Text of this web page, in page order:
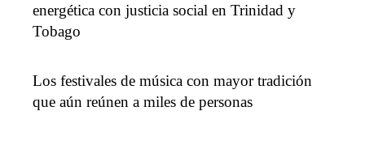
energética con justicia social en Trinidad y
Tobago
Los festivales de música con mayor tradición
que aún reúnen a miles de personas